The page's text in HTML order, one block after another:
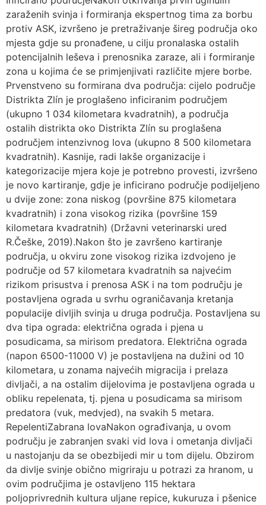
zaraženih svinja i formiranja ekspertnog tima za borbu
protiv ASK, izvršeno je pretraživanje šireg područja oko
mjesta gdje su pronađene, u cilju pronalaska ostalih
potencijalnih leševa i prenosnika zaraze, ali i formiranje
zona u kojima će se primjenjivati različite mjere borbe.
Prvenstveno su formirana dva područja: cijelo područje
Distrikta Zlín je proglašeno inficiranim područjem
(ukupno 1 034 kilometara kvadratnih), a područja
ostalih distrikta oko Distrikta Zlín su proglašena
područjem intenzivnog lova (ukupno 8 500 kilometara
kvadratnih). Kasnije, radi lakše organizacije i
kategorizacije mjera koje je potrebno provesti, izvršeno
je novo kartiranje, gdje je inficirano područje podijeljeno
u dvije zone: zona niskog (površine 875 kilometara
kvadratnih) i zona visokog rizika (površine 159
kilometara kvadratnih) (Državni veterinarski ured
R.Češke, 2019).Nakon što je završeno kartiranje
područja, u okviru zone visokog rizika izdvojeno je
područje od 57 kilometara kvadratnih sa najvećim
rizikom prisustva i prenosa ASK i na tom području je
postavljena ograda u svrhu ograničavanja kretanja
populacije divljih svinja u druga područja. Postavljena su
dva tipa ograda: električna ograda i pjena u
posudicama, sa mirisom predatora. Električna ograda
(napon 6500-11000 V) je postavljena na dužini od 10
kilometara, u zonama najvećih migracija i prelaza
divljači, a na ostalim dijelovima je postavljena ograda u
obliku repelenata, tj. pjena u posudicama sa mirisom
predatora (vuk, medvjed), na svakih 5 metara.
RepelentiZabrana lovaNakon ograđivanja, u ovom
području je zabranjen svaki vid lova i ometanja divljači
u nastojanju da se obezbijedi mir u tom dijelu. Obzirom
da divlje svinje obično migriraju u potrazi za hranom, u
ovim područjima je ostavljeno 115 hektara
poljoprivrednih kultura uljane repice, kukuruza i pšenice